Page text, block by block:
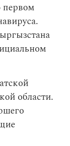
первом
области.